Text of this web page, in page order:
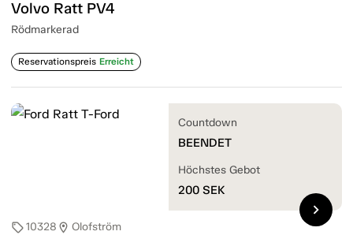
Volvo Ratt PV4
Rödmarkerad
Reservationspreis Erreicht
sell10328 location_on Olofström
Countdown
BEENDET
Höchstes Gebot
200 SEK
chevron_right